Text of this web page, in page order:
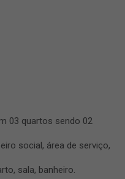
03 quartos sendo 02
social, área de serviço,
sala, banheiro.